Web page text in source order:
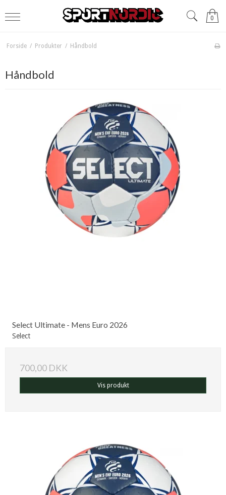
0
Forside / Produkter / Håndbold
Håndbold
Select Ultimate - Mens Euro 2026
Select
700,00 DKK
Vis produkt